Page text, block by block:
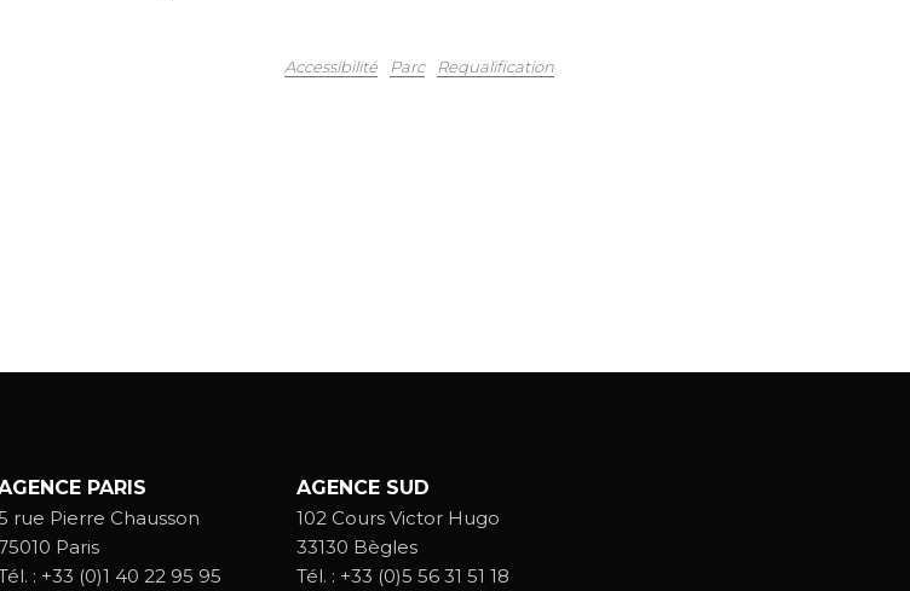
Accessibilité Parc Requalification
PARIS
rue Pierre Chausson
Paris
: +33 (0)1 40 22 95 95
AGENCE SUD
102 Cours Victor Hugo
33130 Bègles
Tél. : +33 (0)5 56 31 51 18